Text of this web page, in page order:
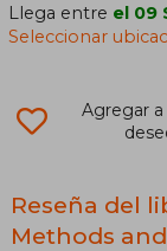
Llega entre el 09
Seleccionar
Agregar a
Reseña del
Methods